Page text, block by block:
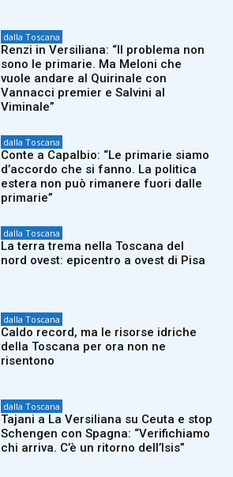
dalla Toscana
Renzi in Versiliana: “Il problema non
sono le primarie. Ma Meloni che
vuole andare al Quirinale con
Vannacci premier e Salvini al
Viminale”
dalla Toscana
Conte a Capalbio: “Le primarie siamo
d’accordo che si fanno. La politica
estera non può rimanere fuori dalle
primarie”
dalla Toscana
La terra trema nella Toscana del
nord ovest: epicentro a ovest di Pisa
dalla Toscana
Caldo record, ma le risorse idriche
della Toscana per ora non ne
risentono
dalla Toscana
Tajani a La Versiliana su Ceuta e stop
Schengen con Spagna: “Verifichiamo
chi arriva. C’è un ritorno dell’Isis”